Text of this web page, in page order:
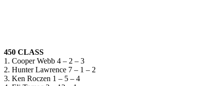
450 CLASS
1. Cooper Webb 4 – 2 – 3
2. Hunter Lawrence 7 – 1 – 2
3. Ken Roczen 1 – 5 – 4